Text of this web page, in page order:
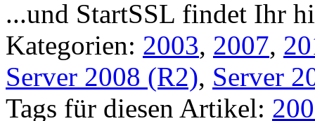
...und StartSSL findet Ihr
Kategorien: 2003, 2007,
Server 2008 (R2), Server
Tags für diesen Artikel: